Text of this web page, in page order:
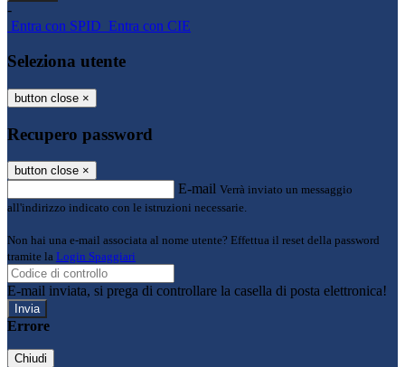
-
Entra con SPID Entra con CIE
Seleziona utente
button close ×
Recupero password
button close ×
E-mail Verrà inviato un messaggio
all'indirizzo indicato con le istruzioni necessarie.
Non hai una e-mail associata al nome utente? Effettua il reset della password
tramite la Login Spaggiari
E-mail inviata, si prega di controllare la casella di posta elettronica!
Errore
Chiudi